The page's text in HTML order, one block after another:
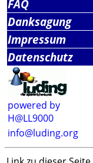
FAQ
Danksagung
Impressum
Datenschutz
powered by
H@LL9000
info@luding.org